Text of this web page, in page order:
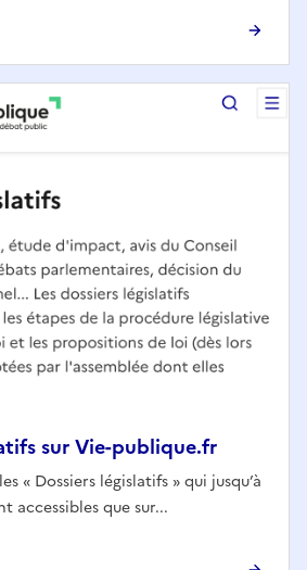
sur Vie-publique.fr
« Dossiers législatifs » qui jusqu’à
accessibles que sur...